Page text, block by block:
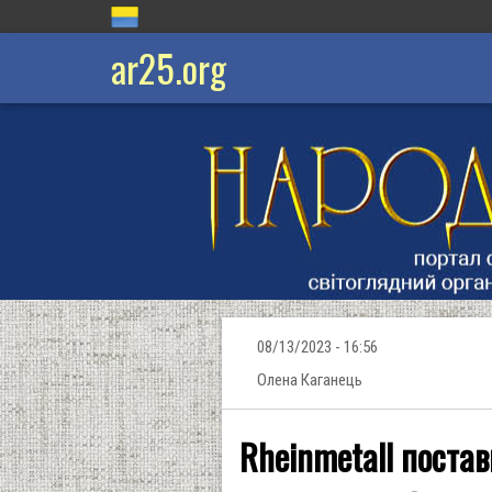
ar25.org
08/13/2023 - 16:56
Олена Каганець
Rheinmetall